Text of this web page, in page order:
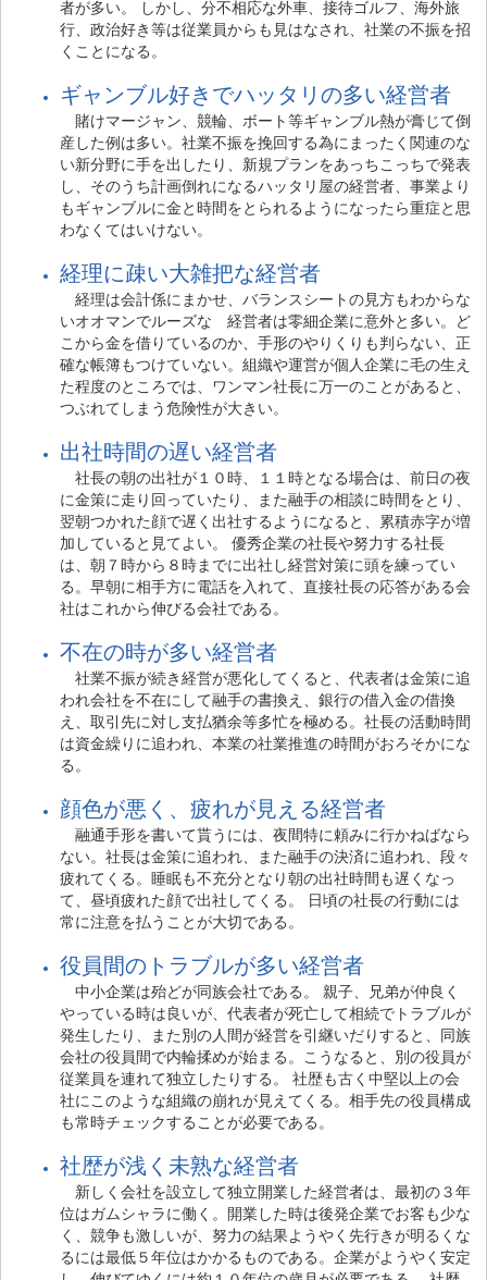
者が多い。 しかし、分不相応な外車、接待ゴルフ、海外旅
行、政治好き等は従業員からも見はなされ、社業の不振を招
くことになる。
ギャンブル好きでハッタリの多い経営者
賭けマージャン、競輪、ボート等ギャンブル熱が膏じて倒
産した例は多い。社業不振を挽回する為にまったく関連のな
い新分野に手を出したり、新規プランをあっちこっちで発表
し、そのうち計画倒れになるハッタリ屋の経営者、事業より
もギャンブルに金と時間をとられるようになったら重症と思
わなくてはいけない。
経理に疎い大雑把な経営者
経理は会計係にまかせ、バランスシートの見方もわからな
いオオマンでルーズな 経営者は零細企業に意外と多い。ど
こから金を借りているのか、手形のやりくりも判らない、正
確な帳簿もつけていない。組織や運営が個人企業に毛の生え
た程度のところでは、ワンマン社長に万一のことがあると、
つぶれてしまう危険性が大きい。
出社時間の遅い経営者
社長の朝の出社が１０時、１１時となる場合は、前日の夜
に金策に走り回っていたり、また融手の相談に時間をとり、
翌朝つかれた顔で遅く出社するようになると、累積赤字が増
加していると見てよい。 優秀企業の社長や努力する社長
は、朝７時から８時までに出社し経営対策に頭を練ってい
る。早朝に相手方に電話を入れて、直接社長の応答がある会
社はこれから伸びる会社である。
不在の時が多い経営者
社業不振が続き経営が悪化してくると、代表者は金策に追
われ会社を不在にして融手の書換え、銀行の借入金の借換
え、取引先に対し支払猶余等多忙を極める。社長の活動時間
は資金繰りに追われ、本業の社業推進の時間がおろそかにな
る。
顔色が悪く、疲れが見える経営者
融通手形を書いて貰うには、夜間特に頼みに行かねばなら
ない。社長は金策に追われ、また融手の決済に追われ、段々
疲れてくる。睡眠も不充分となり朝の出社時間も遅くなっ
て、昼頃疲れた顔で出社してくる。 日頃の社長の行動には
常に注意を払うことが大切である。
役員間のトラブルが多い経営者
中小企業は殆どが同族会社である。 親子、兄弟が仲良く
やっている時は良いが、代表者が死亡して相続でトラブルが
発生したり、また別の人間が経営を引継いだりすると、同族
会社の役員間で内輪揉めが始まる。こうなると、別の役員が
従業員を連れて独立したりする。 社歴も古く中堅以上の会
社にこのような組織の崩れが見えてくる。相手先の役員構成
も常時チェックすることが必要である。
社歴が浅く未熟な経営者
新しく会社を設立して独立開業した経営者は、最初の３年
位はガムシャラに働く。開業した時は後発企業でお客も少な
く、競争も激しいが、努力の結果ようやく先行きが明るくな
るには最低５年位はかかるものである。企業がようやく安定